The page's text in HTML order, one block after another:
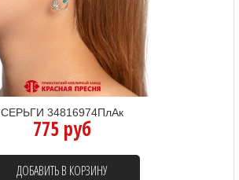
СЕРЬГИ 34816974ПлАк
775 руб
ДОБАВИТЬ В КОРЗИНУ